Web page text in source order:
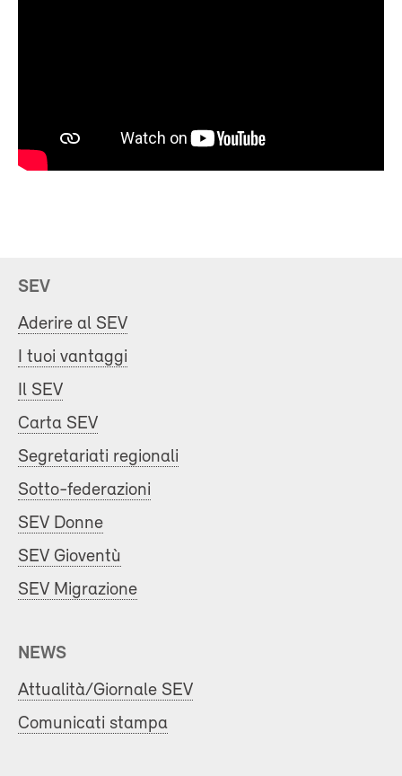
SEV
Aderire al SEV
I tuoi vantaggi
Il SEV
Carta SEV
Segretariati regionali
Sotto-federazioni
SEV Donne
SEV Gioventù
SEV Migrazione
NEWS
Attualità/Giornale SEV
Comunicati stampa